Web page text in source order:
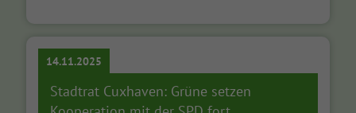
14.11.2025
Stadtrat Cuxhaven: Grüne setzen